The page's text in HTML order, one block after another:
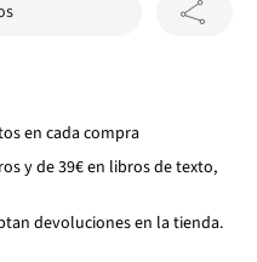
en cada compra
y de 39€ en libros de texto,
devoluciones en la tienda.